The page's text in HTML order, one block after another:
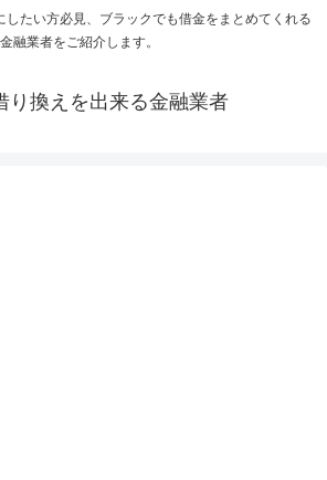
したい方必見、ブラックでも借金をまとめてくれる
金融業者をご紹介します。
り換えを出来る金融業者